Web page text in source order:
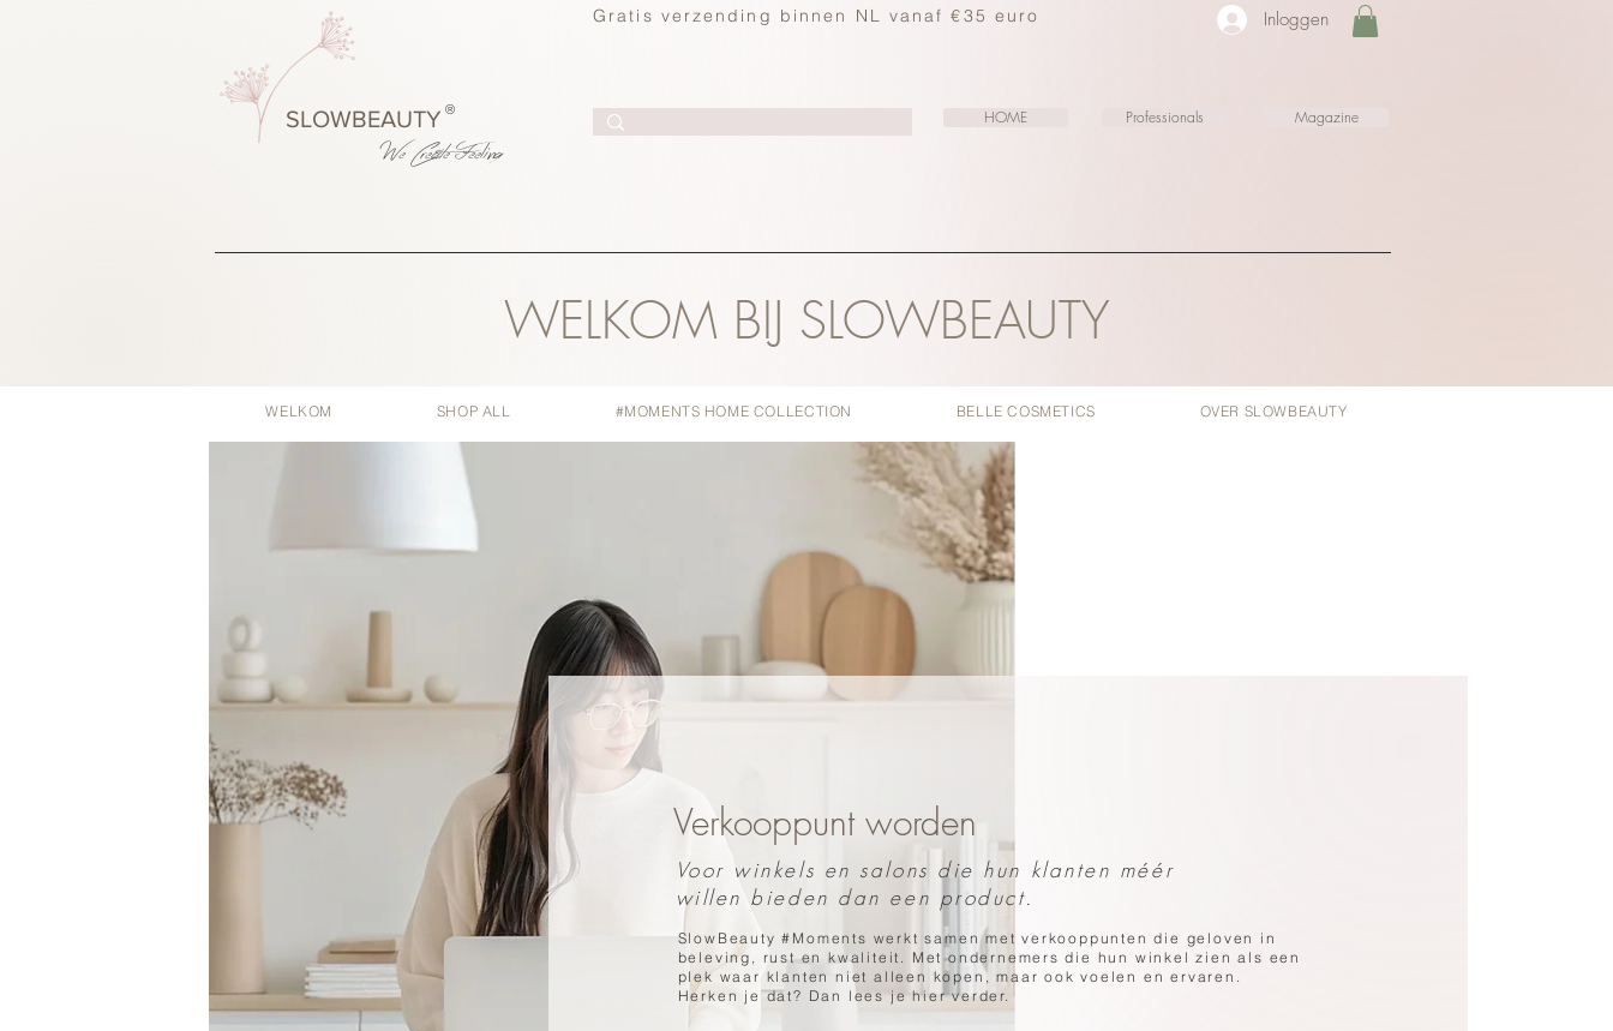
Gratis verzending binnen NL vanaf €35 euro Inloggen
®
SLOWBEAUTY
We CreateFeeling
HOME Professionals Magazine
WELKOM BIJ SLOWBEAUTY
WELKOM SHOP ALL #MOMENTS HOME COLLECTION BELLE COSMETICS OVER SLOWBEAUTY
Verkooppunt worden
Voor winkels en salons die hun klanten méér
willen bieden dan een product.
SlowBeauty #Moments werkt samen met verkooppunten die geloven in
beleving, rust en kwaliteit. Met ondernemers die hun winkel zien als een
plek waar klanten niet alleen kopen, maar ook voelen en ervaren.
Herken je dat? Dan lees je hier verder.